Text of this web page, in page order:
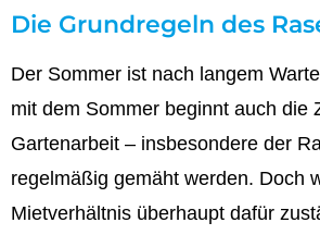
Die Grundregeln des
Der Sommer ist nach langem
mit dem Sommer beginnt auch die
Gartenarbeit – insbesondere der
regelmäßig gemäht werden. Doch
Mietverhältnis überhaupt dafür